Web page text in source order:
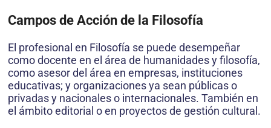
Campos de Acción de la Filosofía
El profesional en Filosofía se puede desempeñar
como docente en el área de humanidades y filosofía,
como asesor del área en empresas, instituciones
educativas; y organizaciones ya sean públicas o
privadas y nacionales o internacionales. También en
el ámbito editorial o en proyectos de gestión cultural.